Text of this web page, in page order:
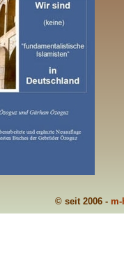
© seit 2006 -